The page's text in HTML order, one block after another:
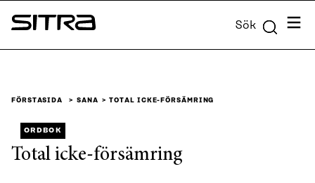
Skip to
content
Sitra Sök Meny
FÖRSTASIDA SANA TOTAL ICKE-FÖRSÄMRING
ORDBOK
Total icke-försämring